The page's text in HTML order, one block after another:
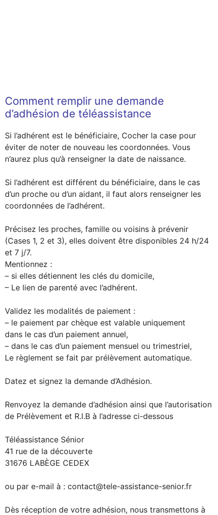
Comment remplir une demande
d’adhésion de téléassistance
Si l’adhérent est le bénéficiaire, Cocher la case pour
éviter de noter de nouveau les coordonnées. Vous
n’aurez plus qu’à renseigner la date de naissance.
Si l’adhérent est différent du bénéficiaire, dans le cas
d’un proche ou d’un aidant, il faut alors renseigner les
coordonnées de l’adhérent.
Précisez les proches, famille ou voisins à prévenir
(Cases 1, 2 et 3), elles doivent être disponibles 24 h/24
et 7 j/7.
Mentionnez :
– si elles détiennent les clés du domicile,
– Le lien de parenté avec l’adhérent.
Validez les modalités de paiement :
– le paiement par chèque est valable uniquement
dans le cas d’un paiement annuel,
– dans le cas d’un paiement mensuel ou trimestriel,
Le règlement se fait par prélèvement automatique.
Datez et signez la demande d’Adhésion.
Renvoyez la demande d’adhésion ainsi que l’autorisation
de Prélèvement et R.I.B à l’adresse ci-dessous
Téléassistance Sénior
41 rue de la découverte
31676 LABÈGE CEDEX
ou par e-mail à : contact@tele-assistance-senior.fr
Dès réception de votre adhésion, nous transmettons à